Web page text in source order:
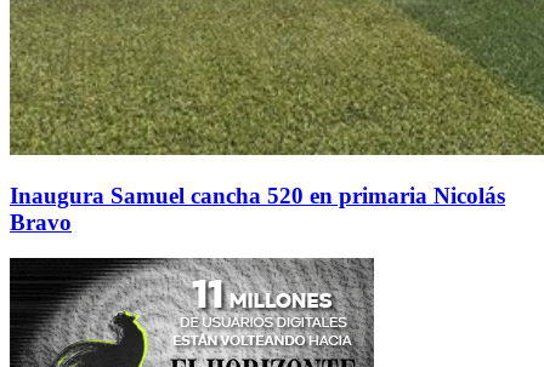
Inaugura Samuel cancha 520 en primaria Nicolás
Bravo